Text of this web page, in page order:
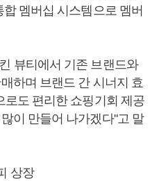
멤버십 시스템으로 멤버
뷰티에서 기존 브랜드와
하며 브랜드 간 시너지 효
로도 편리한 쇼핑기회 제공
이 만들어 나가겠다"고 말
상장